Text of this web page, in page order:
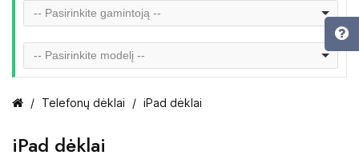
-- Pasirinkite gamintoją --
-- Pasirinkite modelį --
Telefonų dėklai iPad dėklai
iPad dėklai